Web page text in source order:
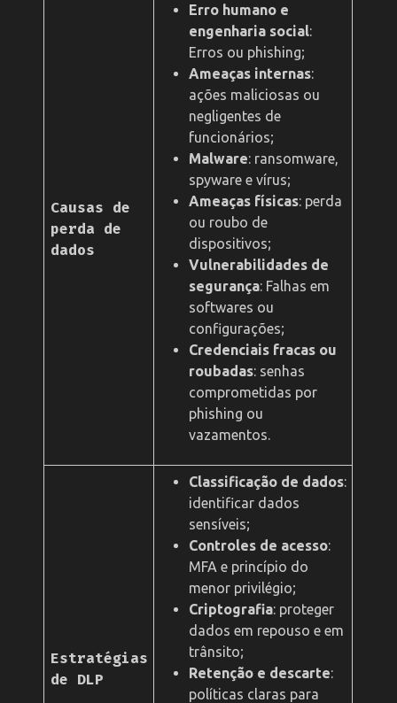
Causas de
perda de
dados
Erro humano e
engenharia social:
Erros ou phishing;
Ameaças internas:
ações maliciosas ou
negligentes de
funcionários;
Malware: ransomware,
spyware e vírus;
Ameaças físicas: perda
ou roubo de
dispositivos;
Vulnerabilidades de
segurança: Falhas em
softwares ou
configurações;
Credenciais fracas ou
roubadas: senhas
comprometidas por
phishing ou
vazamentos.
Estratégias
de DLP
Classificação de dados:
identificar dados
sensíveis;
Controles de acesso:
MFA e princípio do
menor privilégio;
Criptografia: proteger
dados em repouso e em
trânsito;
Retenção e descarte:
políticas claras para